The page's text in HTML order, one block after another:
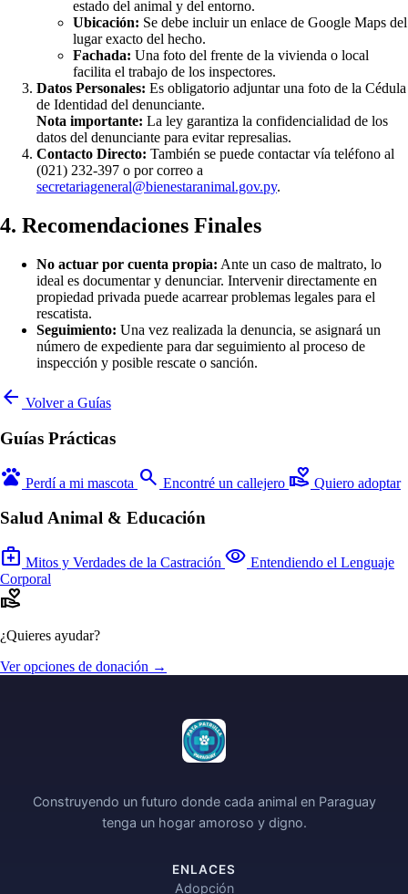
estado del animal y del entorno.
Ubicación: Se debe incluir un enlace de Google Maps del
lugar exacto del hecho.
Fachada: Una foto del frente de la vivienda o local
facilita el trabajo de los inspectores.
Datos Personales: Es obligatorio adjuntar una foto de la Cédula
de Identidad del denunciante.
Nota importante: La ley garantiza la confidencialidad de los
datos del denunciante para evitar represalias.
Contacto Directo: También se puede contactar vía teléfono al
(021) 232-397 o por correo a
secretariageneral@bienestaranimal.gov.py.
4. Recomendaciones Finales
No actuar por cuenta propia: Ante un caso de maltrato, lo
ideal es documentar y denunciar. Intervenir directamente en
propiedad privada puede acarrear problemas legales para el
rescatista.
Seguimiento: Una vez realizada la denuncia, se asignará un
número de expediente para dar seguimiento al proceso de
inspección y posible rescate o sanción.
arrow_back Volver a Guías
Guías Prácticas
pets Perdí a mi mascota search Encontré un callejero volunteer_activism Quiero adoptar
Salud Animal & Educación
medical_services Mitos y Verdades de la Castración visibility Entendiendo el Lenguaje
Corporal
volunteer_activism
¿Quieres ayudar?
Ver opciones de donación →
Construyendo un futuro donde cada animal en Paraguay
tenga un hogar amoroso y digno.
ENLACES
Adopción